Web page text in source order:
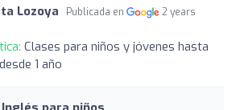
Lozoya Publicada en
2 years
Clases para niños y jóvenes hasta
1 año